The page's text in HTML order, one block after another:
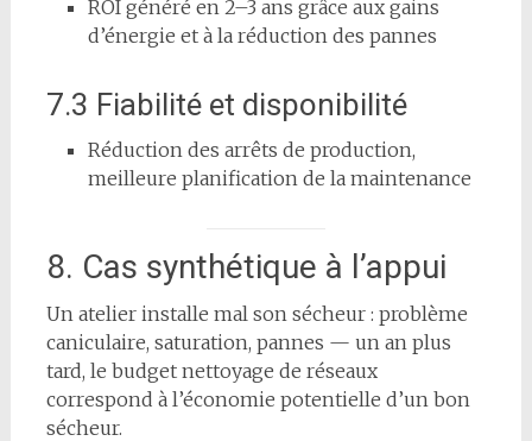
ROI généré en 2–3 ans grâce aux gains
d’énergie et à la réduction des pannes
7.3 Fiabilité et disponibilité
Réduction des arrêts de production,
meilleure planification de la maintenance
8. Cas synthétique à l’appui
Un atelier installe mal son sécheur : problème
caniculaire, saturation, pannes — un an plus
tard, le budget nettoyage de réseaux
correspond à l’économie potentielle d’un bon
sécheur.